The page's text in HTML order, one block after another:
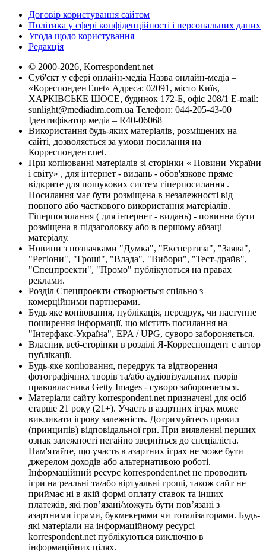
Договір користування сайтом
Політика у сфері конфіденційності і персональних даних
Угода щодо користування
Редакція
© 2000-2026, Korrespondent.net
Суб'єкт у сфері онлайн-медіа Назва онлайн-медіа –
«КореспонденТ.net» Адреса: 02091, місто Київ,
ХАРКІВСЬКЕ ШОСЕ, будинок 172-Б, офіс 208/1 E-mail:
sunlight@mediadim.com.ua Телефон: 044-205-43-00
Ідентифікатор медіа – R40-06068
Використання будь-яких матеріалів, розміщених на
сайті, дозволяється за умови посилання на
Корреспондент.net.
При копіюванні матеріалів зі сторінки « Новини України
і світу» , для інтернет - видань - обов'язкове пряме
відкрите для пошукових систем гіперпосилання .
Посилання має бути розміщена в незалежності від
повного або часткового використання матеріалів.
Гіперпосилання ( для інтернет - видань) - повинна бути
розміщена в підзаголовку або в першому абзаці
матеріалу.
Новини з позначками "Думка", "Експертиза", "Заява",
"Регіони", "Гроші", "Влада", "Вибори", "Тест-драйв",
"Спецпроекти", "Промо" публікуються на правах
реклами.
Розділ Спецпроекти створюється спільно з
комерційними партнерами.
Будь яке копіювання, публікація, передрук, чи наступне
поширення інформації, що містить посилання на
"Інтерфакс-Україна", EPA / UPG, суворо забороняється.
Власник веб-сторінки в розділі Я-Корреспондент є автор
публікації.
Будь-яке копіювання, передрук та відтворення
фотографічних творів та/або аудіовізуальних творів
правовласника Getty Images - суворо забороняється.
Матеріали сайту korrespondent.net призначені для осіб
старше 21 року (21+). Участь в азартних іграх може
викликати ігрову залежність. Дотримуйтесь правил
(принципів) відповідальної гри. При виявленні перших
ознак залежності негайно зверніться до спеціаліста.
Пам'ятайте, що участь в азартних іграх не може бути
джерелом доходів або альтернативою роботі.
Інформаційний ресурс korrespondent.net не проводить
ігри на реальні та/або віртуальні гроші, також сайт не
приймає ні в якій формі оплату ставок та інших
платежів, які пов’язані/можуть бути пов’язані з
азартними іграми, букмекерами чи тоталізаторами. Будь-
які матеріали на інформаційному ресурсі
korrespondent.net публікуються виключно в
інформаційних цілях.